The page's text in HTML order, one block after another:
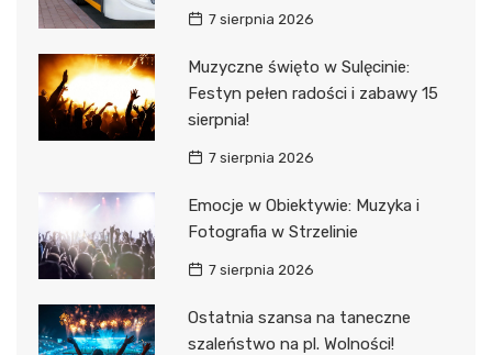
7 sierpnia 2026
Muzyczne święto w Sulęcinie:
Festyn pełen radości i zabawy 15
sierpnia!
7 sierpnia 2026
Emocje w Obiektywie: Muzyka i
Fotografia w Strzelinie
7 sierpnia 2026
Ostatnia szansa na taneczne
szaleństwo na pl. Wolności!